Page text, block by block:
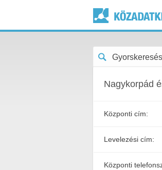
Gyorskeresés
Nagykorpád
Központi cím:
Levelezési cím:
Központi